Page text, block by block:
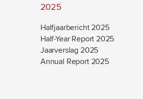
2025
Halfjaarbericht 2025
Half-Year Report 2025
Jaarverslag 2025
Annual Report 2025